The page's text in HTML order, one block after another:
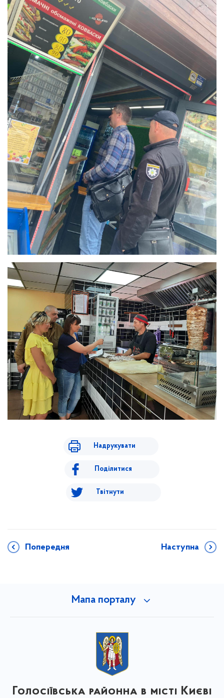
Надрукувати
Поділитися
Твітнути
Попередня Наступна
Мапа порталу
Голосіївська районна в місті Києві